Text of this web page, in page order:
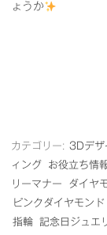
ょうか
カテゴリー: 3Dデザ
ィング
お役立ち情
リーマナー
ダイヤ
ピンクダイヤモンド
指輪
記念日ジュエ